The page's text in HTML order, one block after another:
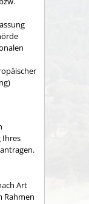
Ihres
Art
Rahmen